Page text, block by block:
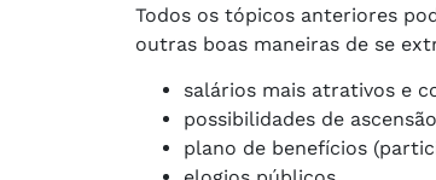
Todos os tópicos anteriores
outras boas maneiras de se
salários mais atrativos e
possibilidades de
plano de benefícios